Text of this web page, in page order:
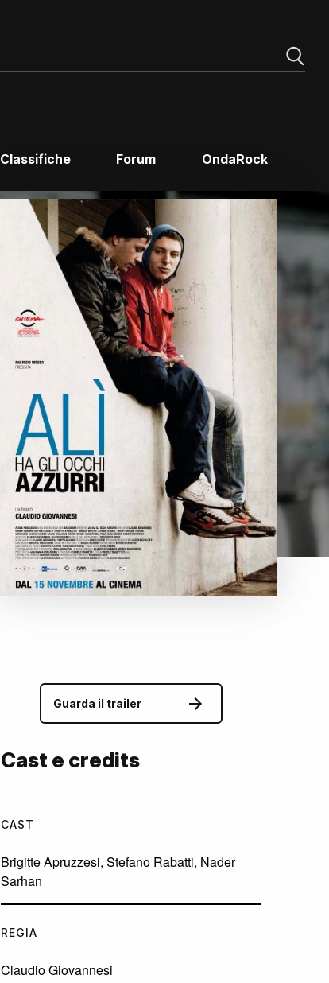
Classifiche Forum OndaRock
Guarda il trailer
Cast e credits
CAST
Brigitte Apruzzesi, Stefano Rabatti, Nader
Sarhan
REGIA
Claudio Giovannesi